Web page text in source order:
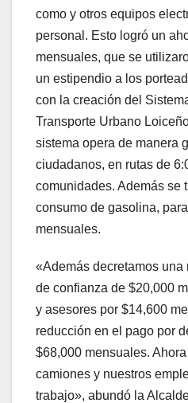
como y otros equipos
personal. Esto logró un
mensuales, que se
un estipendio a los
con la creación del
Transporte Urbano
sistema opera de manera
ciudadanos, en rutas de
comunidades. Además se
consumo de gasolina,
mensuales.
«Además decretamos
de confianza de $20,000
y asesores por $14,600
reducción en el pago por
$68,000 mensuales.
camiones y nuestros
trabajo», abundó la